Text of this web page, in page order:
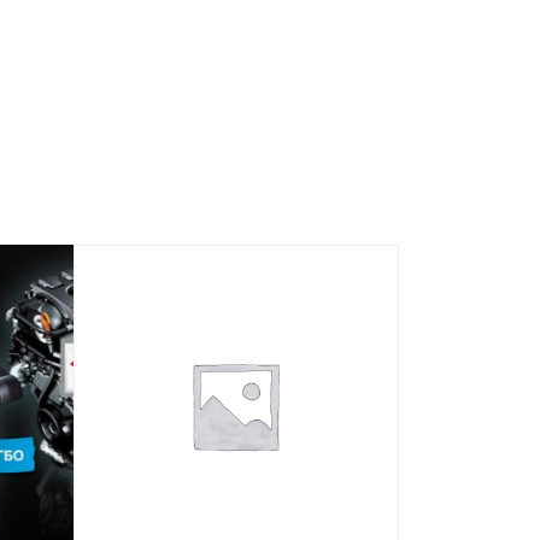
Устройство
удобное программное
Это устройство может быть
подачей топлива.
магазине.
где